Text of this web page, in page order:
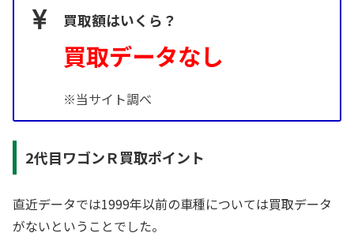
買取額はいくら？
買取データなし
※当サイト調べ
2代目ワゴンＲ買取ポイント
直近データでは1999年以前の車種については買取データ
がないということでした。